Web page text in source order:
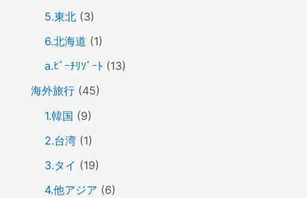
5.東北(3)
6.北海道 (1)
a.ﾋﾞｰﾁﾘｿﾞｰﾄ (13)
海外旅行(45)
1.韓国 (9)
2.台湾(1)
3.タイ (19)
4.他アジア (6)